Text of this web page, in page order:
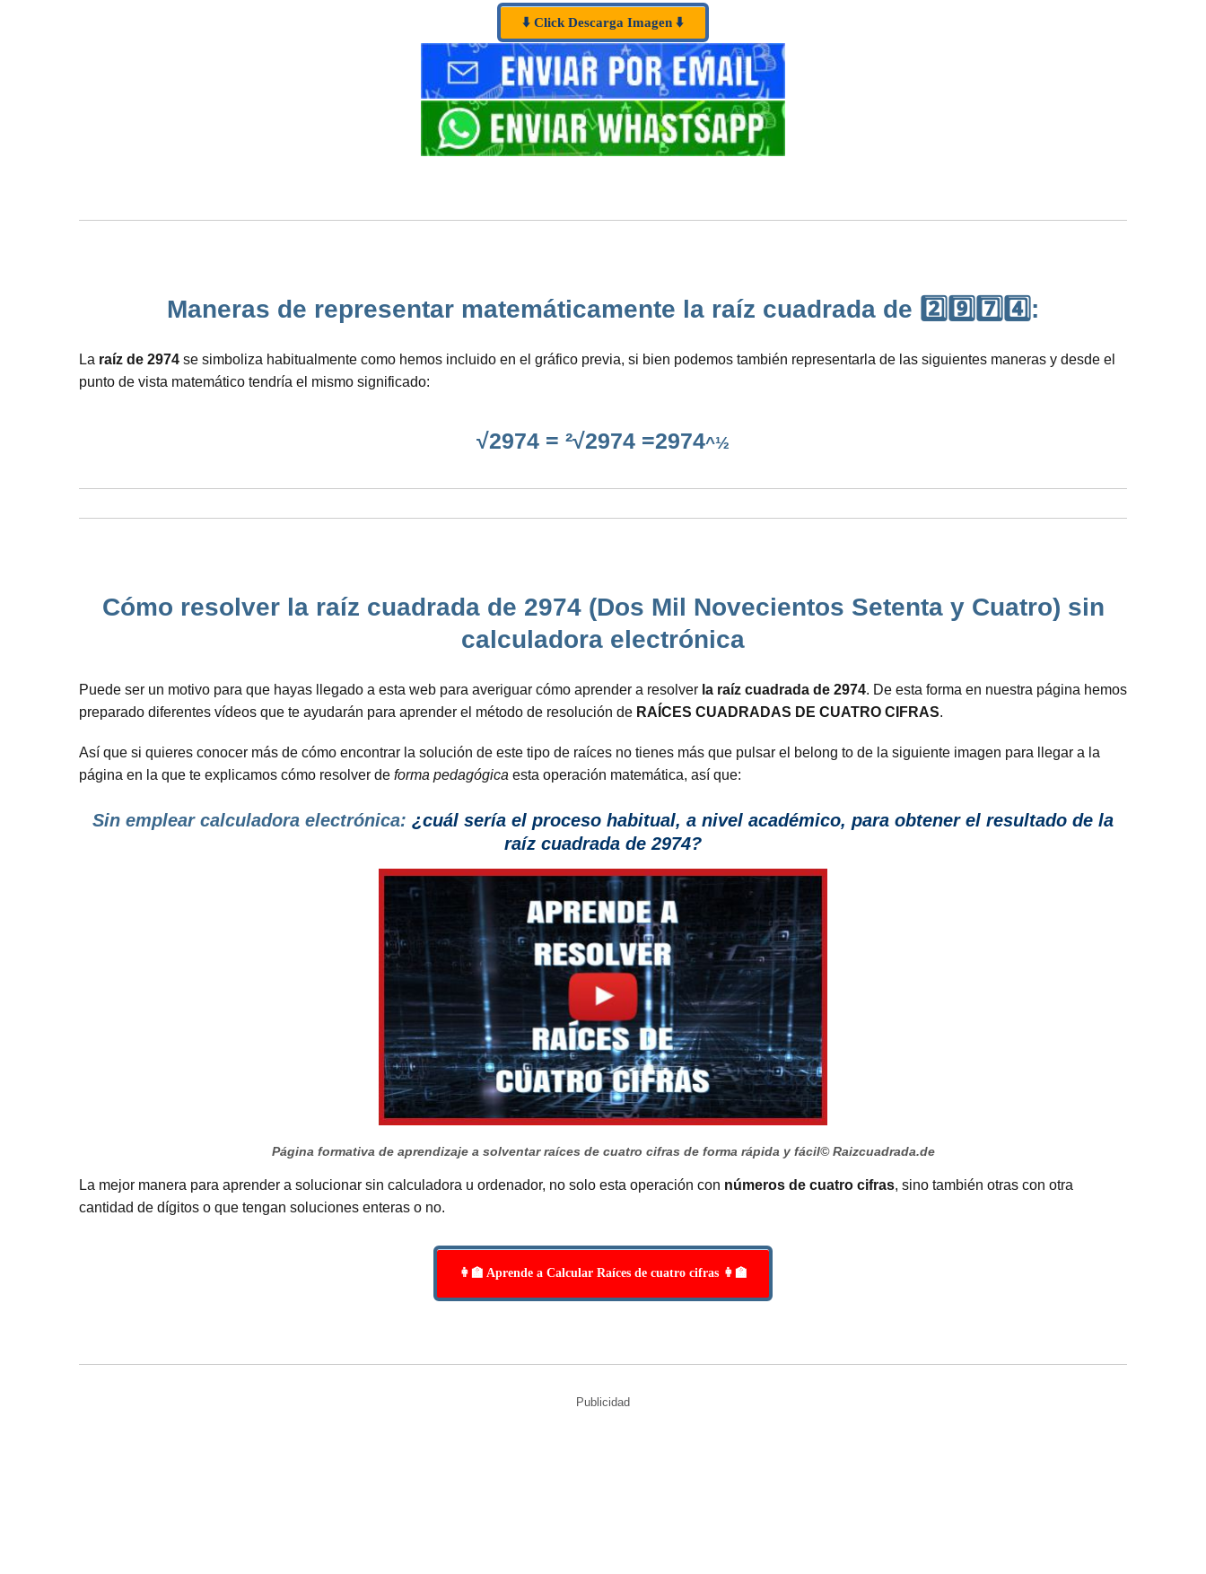
⬇️ Click Descarga Imagen ⬇️
Maneras de representar matemáticamente la raíz cuadrada de 2️⃣9️⃣7️⃣4️⃣:
La raíz de 2974 se simboliza habitualmente como hemos incluido en el gráfico previa, si bien podemos también representarla de las siguientes maneras y desde el
punto de vista matemático tendría el mismo significado:
√2974 = ²√2974 =2974^½
Cómo resolver la raíz cuadrada de 2974 (Dos Mil Novecientos Setenta y Cuatro) sin
calculadora electrónica
Puede ser un motivo para que hayas llegado a esta web para averiguar cómo aprender a resolver la raíz cuadrada de 2974. De esta forma en nuestra página hemos
preparado diferentes vídeos que te ayudarán para aprender el método de resolución de RAÍCES CUADRADAS DE CUATRO CIFRAS.
Así que si quieres conocer más de cómo encontrar la solución de este tipo de raíces no tienes más que pulsar el belong to de la siguiente imagen para llegar a la
página en la que te explicamos cómo resolver de forma pedagógica esta operación matemática, así que:
Sin emplear calculadora electrónica: ¿cuál sería el proceso habitual, a nivel académico, para obtener el resultado de la
raíz cuadrada de 2974?
Página formativa de aprendizaje a solventar raíces de cuatro cifras de forma rápida y fácil© Raizcuadrada.de
La mejor manera para aprender a solucionar sin calculadora u ordenador, no solo esta operación con números de cuatro cifras, sino también otras con otra
cantidad de dígitos o que tengan soluciones enteras o no.
👩‍🏫 Aprende a Calcular Raíces de cuatro cifras 👩‍🏫
Publicidad